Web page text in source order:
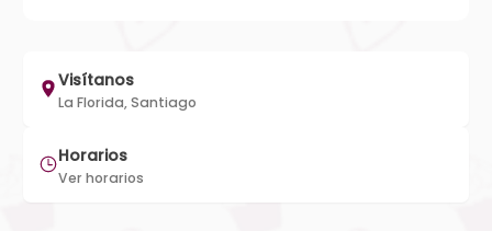
Visítanos
La Florida, Santiago
Horarios
Ver horarios